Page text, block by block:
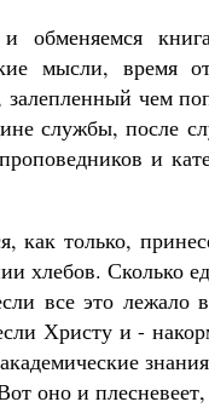
обменяемся
мысли, время
чем
службы, после
и
как только,
хлебов. Сколько
все это лежало
Христу и -
оно и